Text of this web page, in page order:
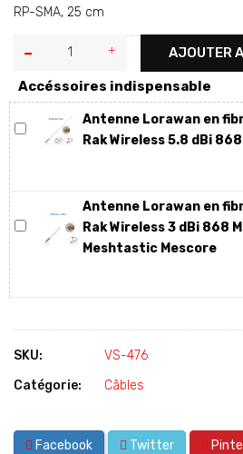
RP-SMA, 25 cm
AJOUTER
Accéssoires indispensable
Antenne Lorawan en
Rak Wireless 5.8 dBi
Antenne Lorawan en
Rak Wireless 3 dBi 868
Meshtastic Mescore
SKU:
VS-476
Catégorie:
Câbles
Facebook Twitter